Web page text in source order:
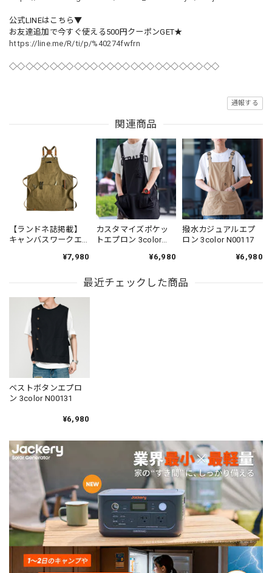
公式LINEはこちら▼
お友達追加で今すぐ使える500円クーポンGET★
https://line.me/R/ti/p/%40274fwfrn
◇◇◇◇◇◇◇◇◇◇◇◇◇◇◇◇◇◇◇◇◇◇◇◇◇◇
通報する
関連商品
【ランドネ誌掲載】
キャンバスワークエ
¥7,980
カスタマイズポケッ
トエプロン 3color
¥6,980
撥水カジュアルエプ
ロン 3color N00117
¥6,980
最近チェックした商品
ベストボタンエプロ
ン 3color N00131
¥6,980